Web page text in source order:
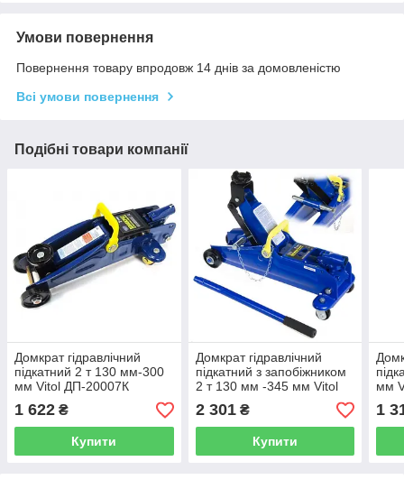
Умови повернення
Повернення товару впродовж 14 днів за домовленістю
Всі умови повернення
Подібні товари компанії
Домкрат гідравлічний
підкатний 2 т 130 мм-300
мм Vitol ДП-20007К
1 622 ₴
Купити
Домкрат гідравлічний
підкатний з запобіжником
2 т 130 мм -345 мм Vitol
ДП-20009КШ
2 301₴
Купити
мм
1